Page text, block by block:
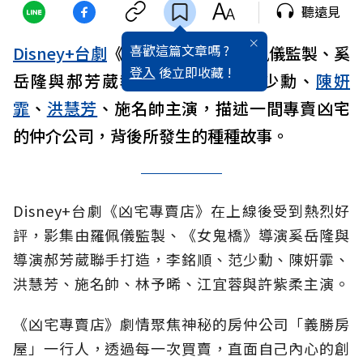
喜歡這篇文章嗎 ?
登入 後立即收藏 !
聽遠見
Disney+台劇 《凶宅專賣店》由羅佩儀監製、奚
岳隆與郝芳葳執導，李銘順 、范少勳、 陳姸
霏 、 洪慧芳 、施名帥主演，描述一間專賣凶宅
的仲介公司，背後所發生的種種故事。
Disney+台劇《凶宅專賣店》在上線後受到熱烈好
評，影集由羅佩儀監製、《女鬼橋》導演奚岳隆與
導演郝芳葳聯手打造，李銘順、范少勳、陳姸霏、
洪慧芳、施名帥、林予晞、江宜蓉與許紫柔主演。
《凶宅專賣店》劇情聚焦神秘的房仲公司「義勝房
屋」一行人，透過每一次買賣，直面自己內心的創